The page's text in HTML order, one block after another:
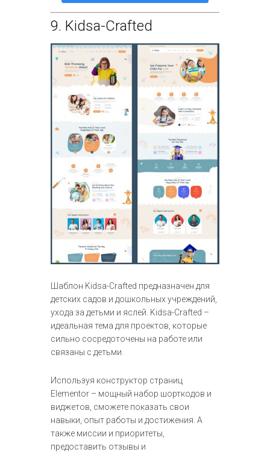
9. Kidsa-Crafted
Шаблон Kidsa-Crafted предназначен для
детских садов и дошкольных учреждений,
ухода за детьми и яслей. Kidsa-Crafted –
идеальная тема для проектов, которые
сильно сосредоточены на работе или
связаны с детьми.
Используя конструктор страниц
Elementor – мощный набор шорткодов и
виджетов, сможете показать свои
навыки, опыт работы и достижения. А
также миссии и приоритеты,
предоставить отзывы и